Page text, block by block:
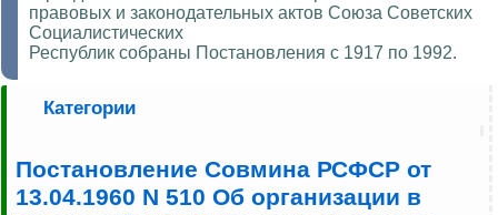
правовых и законодательных актов Союза Советских
Социалистических
Республик собраны Постановления с 1917 по 1992.
Категории
Постановление Совмина РСФСР от
13.04.1960 N 510 Об организации в